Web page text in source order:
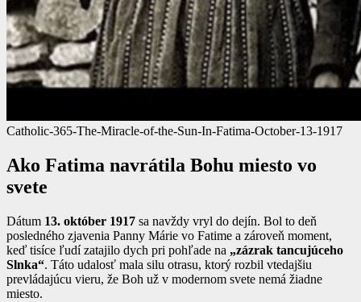
Catholic-365-The-Miracle-of-the-Sun-In-Fatima-October-13-1917
Ako Fatima navrátila Bohu miesto vo
svete
Dátum 13. október 1917 sa navždy vryl do dejín. Bol to deň
posledného zjavenia Panny Márie vo Fatime a zároveň moment,
keď tisíce ľudí zatajilo dych pri pohľade na „zázrak tancujúceho
Slnka“. Táto udalosť mala silu otrasu, ktorý rozbil vtedajšiu
prevládajúcu vieru, že Boh už v modernom svete nemá žiadne
miesto.